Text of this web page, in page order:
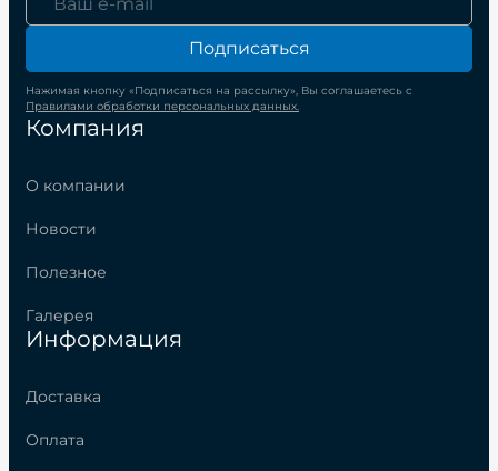
Компания
О компании
Новости
Полезное
Галерея
Информация
Доставка
Оплата
Подписаться
Нажимая кнопку «Подписаться на рассылку», Вы соглашаетесь с
Правилами обработки персональных данных.